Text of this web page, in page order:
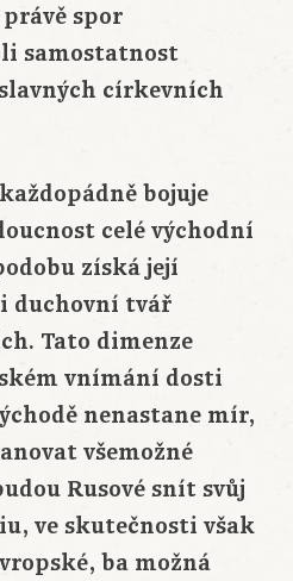
spor
samostatnost
církevních
bojuje
celé východní
získá její
tvář
Tato dimenze
vnímání dosti
nenastane mír,
všemožné
Rusové snít svůj
ve skutečnosti však
ba možná